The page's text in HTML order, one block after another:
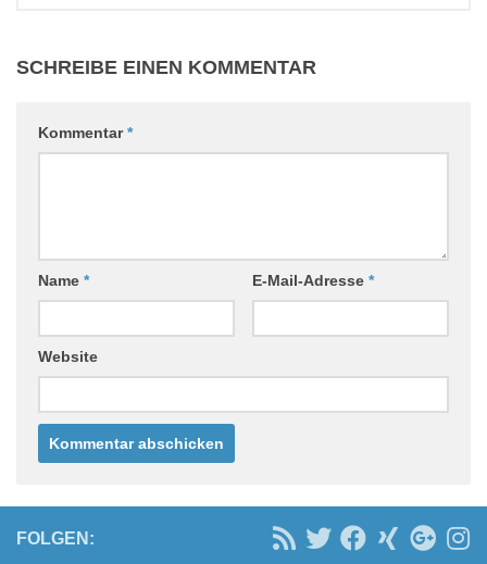
SCHREIBE EINEN KOMMENTAR
Kommentar*
Name * E-Mail-Adresse *
Website
FOLGEN: